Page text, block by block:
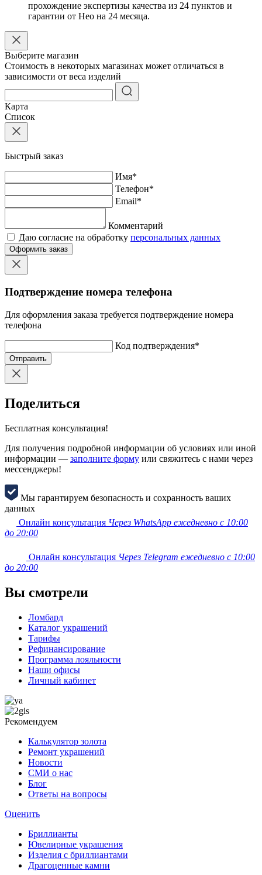
прохождение экспертизы качества из 24 пунктов и
гарантии от Нео на 24 месяца.
Выберите магазин
Стоимость в некоторых магазинах может отличаться в
зависимости от веса изделий
Карта
Список
Быстрый заказ
Имя*
Телефон*
Email*
Комментарий
Даю согласие на обработку персональных данных
Оформить заказ
Подтверждение номера телефона
Для оформления заказа требуется подтверждение номера
телефона
Код подтверждения*
Отправить
Поделиться
Бесплатная консультация!
Для получения подробной информации об условиях или иной
информации — заполните форму или свяжитесь с нами через
мессенджеры!
Мы гарантируем безопасность и сохранность ваших
данных
Онлайн консультация Через WhatsApp ежедневно с 10:00
до 20:00
Онлайн консультация Через Telegram ежедневно с 10:00
до 20:00
Вы смотрели
Ломбард
Каталог украшений
Тарифы
Рефинансирование
Программа лояльности
Наши офисы
Личный кабинет
Рекомендуем
Калькулятор золота
Ремонт украшений
Новости
СМИ о нас
Блог
Ответы на вопросы
Оценить
Бриллианты
Ювелирные украшения
Изделия с бриллиантами
Драгоценные камни